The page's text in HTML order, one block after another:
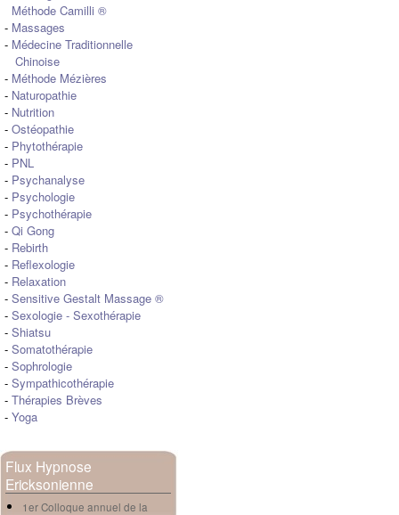
Méthode Camilli ®
- Massages
- Médecine Traditionnelle
Chinoise
- Méthode Mézières
- Naturopathie
- Nutrition
- Ostéopathie
- Phytothérapie
- PNL
- Psychanalyse
- Psychologie
- Psychothérapie
- Qi Gong
- Rebirth
- Reflexologie
- Relaxation
- Sensitive Gestalt Massage ®
- Sexologie - Sexothérapie
- Shiatsu
- Somatothérapie
- Sophrologie
- Sympathicothérapie
- Thérapies Brèves
- Yoga
Flux Hypnose
Ericksonienne
1er Colloque annuel de la